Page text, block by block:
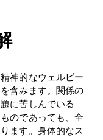
神的なウェルビー
含みます。関係の
に苦しんでいる
のであっても、全
ます。身体的なス